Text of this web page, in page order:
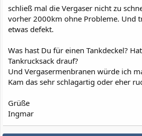
schließ mal die Vergaser nicht zu
vorher 2000km ohne Probleme. Und
etwas defekt.
Was hast Du für einen Tankdeckel?
Tankrucksack drauf?
Und Vergasermenbranen würde ich
Kam das sehr schlagartig oder eher
Grüße
Ingmar